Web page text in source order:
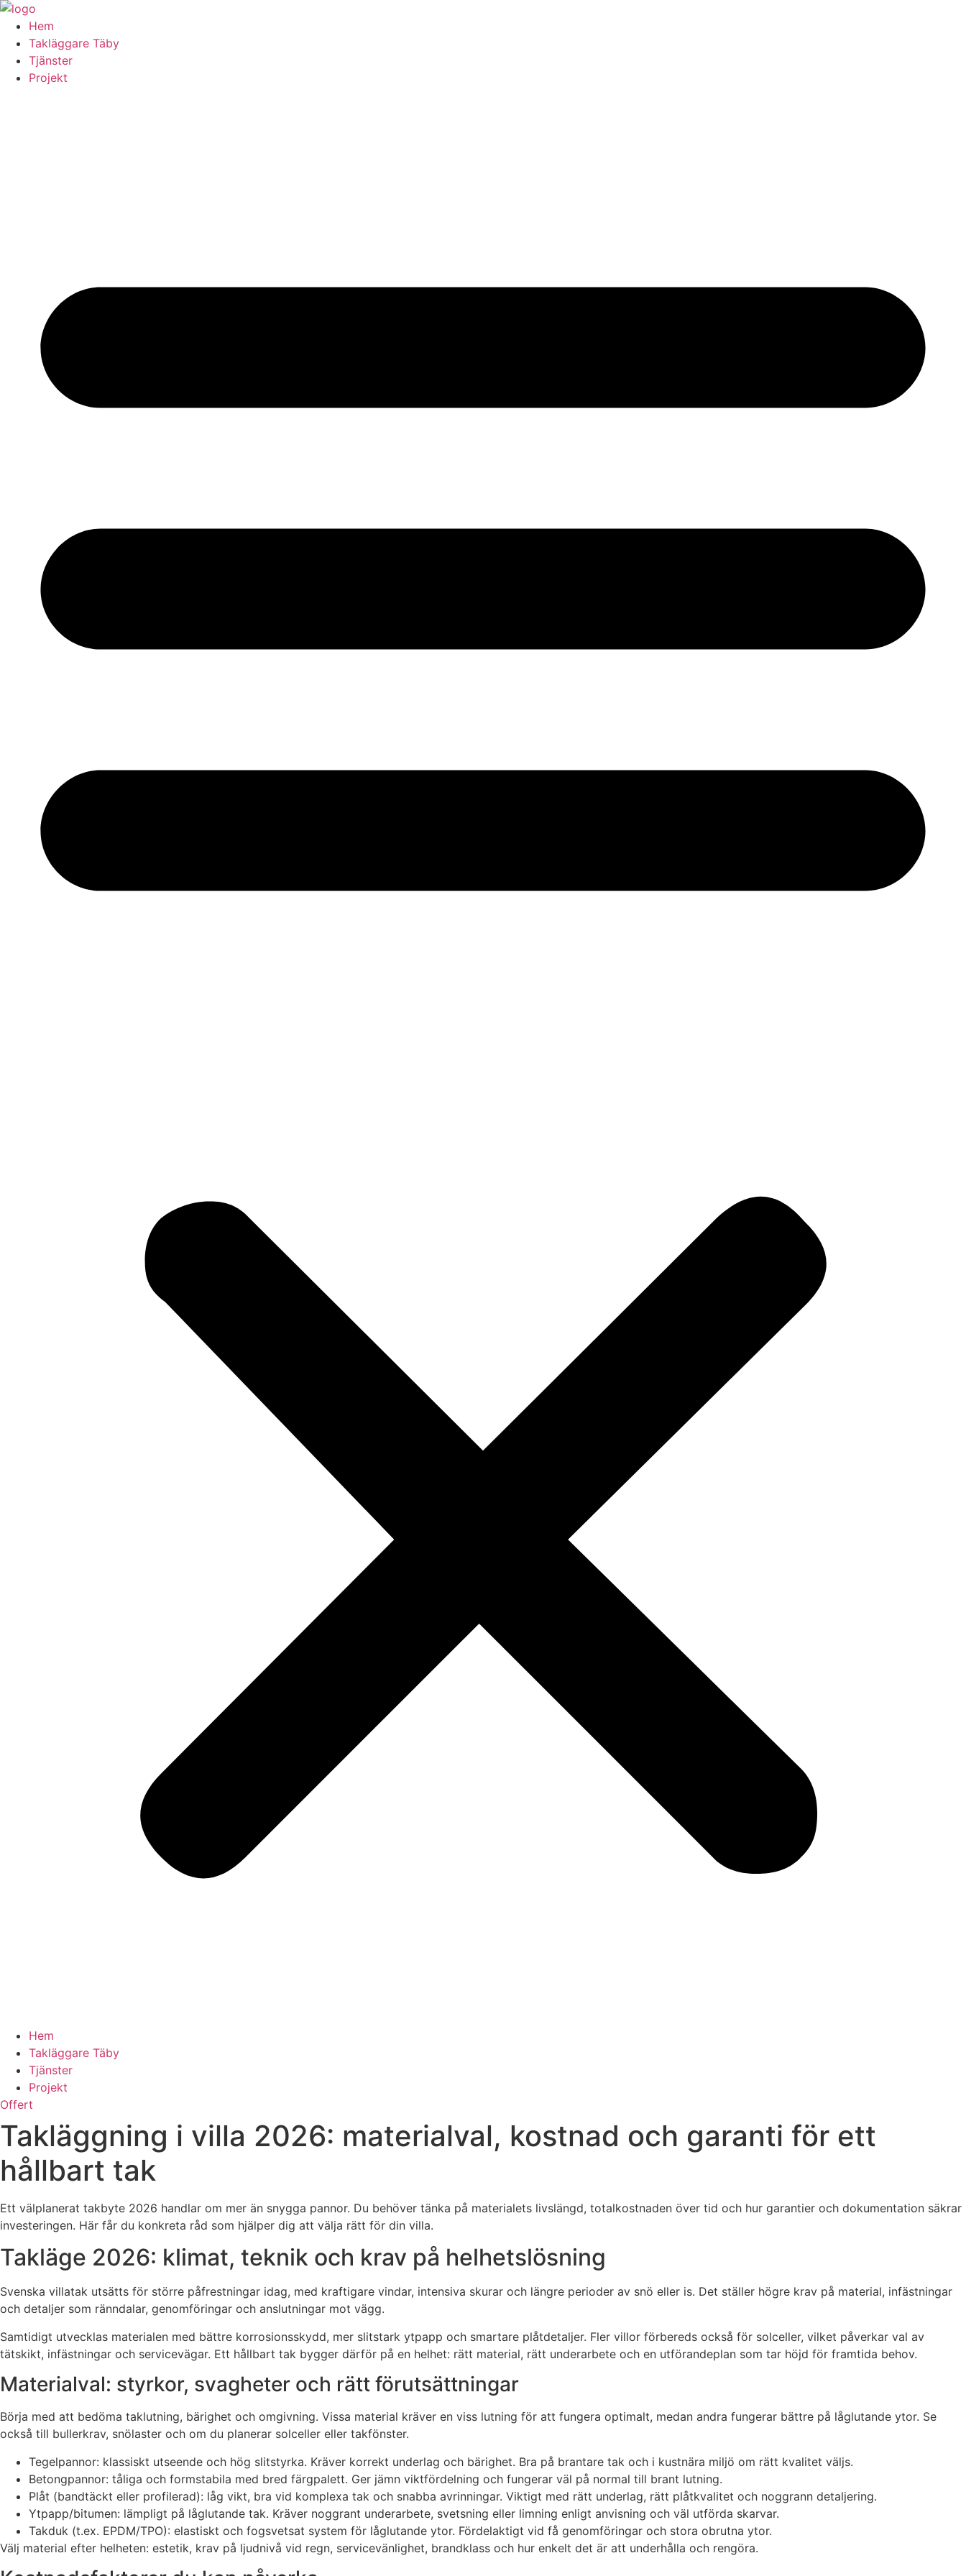
Skip
content
Hem
Takläggare Täby
Tjänster
Projekt
Hem
Takläggare Täby
Tjänster
Projekt
Offert
Takläggning i villa 2026: materialval, kostnad och garanti för ett
hållbart tak
Ett välplanerat takbyte 2026 handlar om mer än snygga pannor. Du behöver tänka på materialets livslängd, totalkostnaden över tid och hur garantier och dokumentation säkrar
investeringen. Här får du konkreta råd som hjälper dig att välja rätt för din villa.
Takläge 2026: klimat, teknik och krav på helhetslösning
Svenska villatak utsätts för större påfrestningar idag, med kraftigare vindar, intensiva skurar och längre perioder av snö eller is. Det ställer högre krav på material, infästningar
och detaljer som ränndalar, genomföringar och anslutningar mot vägg.
Samtidigt utvecklas materialen med bättre korrosionsskydd, mer slitstark ytpapp och smartare plåtdetaljer. Fler villor förbereds också för solceller, vilket påverkar val av
tätskikt, infästningar och servicevägar. Ett hållbart tak bygger därför på en helhet: rätt material, rätt underarbete och en utförandeplan som tar höjd för framtida behov.
Materialval: styrkor, svagheter och rätt förutsättningar
Börja med att bedöma taklutning, bärighet och omgivning. Vissa material kräver en viss lutning för att fungera optimalt, medan andra fungerar bättre på låglutande ytor. Se
också till bullerkrav, snölaster och om du planerar solceller eller takfönster.
Tegelpannor: klassiskt utseende och hög slitstyrka. Kräver korrekt underlag och bärighet. Bra på brantare tak och i kustnära miljö om rätt kvalitet väljs.
Betongpannor: tåliga och formstabila med bred färgpalett. Ger jämn viktfördelning och fungerar väl på normal till brant lutning.
Plåt (bandtäckt eller profilerad): låg vikt, bra vid komplexa tak och snabba avrinningar. Viktigt med rätt underlag, rätt plåtkvalitet och noggrann detaljering.
Ytpapp/bitumen: lämpligt på låglutande tak. Kräver noggrant underarbete, svetsning eller limning enligt anvisning och väl utförda skarvar.
Takduk (t.ex. EPDM/TPO): elastiskt och fogsvetsat system för låglutande ytor. Fördelaktigt vid få genomföringar och stora obrutna ytor.
Välj material efter helheten: estetik, krav på ljudnivå vid regn, servicevänlighet, brandklass och hur enkelt det är att underhålla och rengöra.